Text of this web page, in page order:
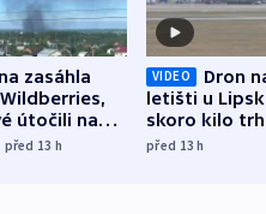
zasáhla
útočili na
či
před 13 h
VIDEO
Dron
letišti u
skoro kilo
indicie
před 13h